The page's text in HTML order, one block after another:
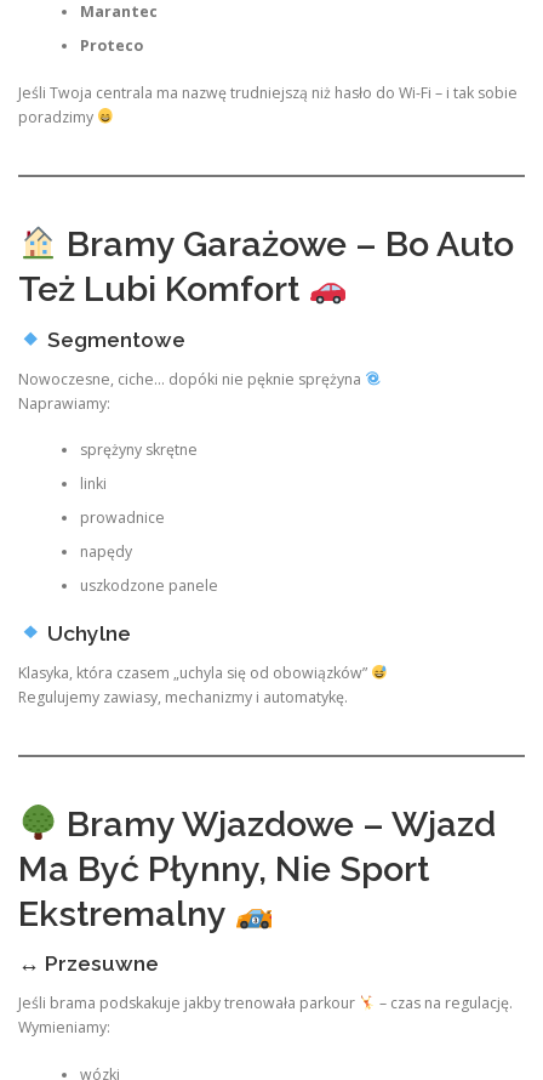
Marantec
Proteco
Jeśli Twoja centrala ma nazwę trudniejszą niż hasło do Wi-Fi – i tak sobie
poradzimy
Bramy Garażowe – Bo Auto
Też Lubi Komfort
Segmentowe
Nowoczesne, ciche… dopóki nie pęknie sprężyna
Naprawiamy:
sprężyny skrętne
linki
prowadnice
napędy
uszkodzone panele
Uchylne
Klasyka, która czasem „uchyla się od obowiązków”
Regulujemy zawiasy, mechanizmy i automatykę.
Bramy Wjazdowe – Wjazd
Ma Być Płynny, Nie Sport
Ekstremalny
↔️ Przesuwne
Jeśli brama podskakuje jakby trenowała parkour
– czas na regulację.
Wymieniamy:
wózki